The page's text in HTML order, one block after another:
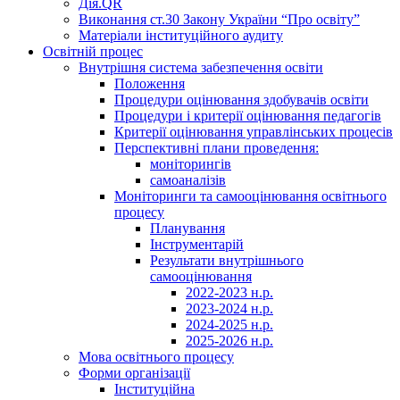
Дія.QR
Виконання ст.30 Закону України “Про освіту”
Матеріали інституційного аудиту
Освітній процес
Внутрішня система забезпечення освіти
Положення
Процедури оцінювання здобувачів освіти
Процедури і критерії оцінювання педагогів
Критерії оцінювання управлінських процесів
Перспективні плани проведення:
моніторингів
самоаналізів
Моніторинги та самооцінювання освітнього
процесу
Планування
Інструментарій
Результати внутрішнього
самооцінювання
2022-2023 н.р.
2023-2024 н.р.
2024-2025 н.р.
2025-2026 н.р.
Мова освітнього процесу
Форми організації
Інституційна